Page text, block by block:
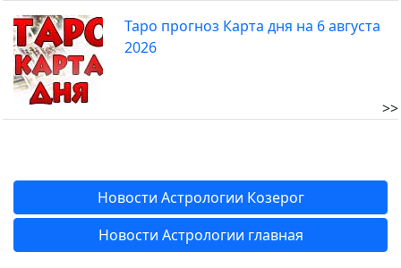
Таро прогноз Карта дня на 6 августа
2026
>>
Новости Астрологии Козерог
Новости Астрологии главная